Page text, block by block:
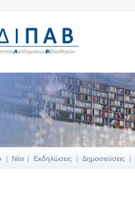
Νέα Εκδηλώσεις Δημοσιεύσεις